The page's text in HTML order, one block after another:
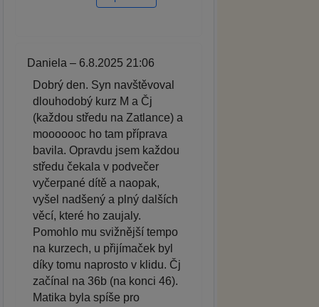
Daniela – 6.8.2025 21:06
Dobrý den. Syn navštěvoval
dlouhodobý kurz M a Čj
(každou středu na Zatlance) a
mooooooc ho tam příprava
bavila. Opravdu jsem každou
středu čekala v podvečer
vyčerpané dítě a naopak,
vyšel nadšený a plný dalších
věcí, které ho zaujaly.
Pomohlo mu svižnější tempo
na kurzech, u přijímaček byl
díky tomu naprosto v klidu. Čj
začínal na 36b (na konci 46).
Matika byla spíše pro